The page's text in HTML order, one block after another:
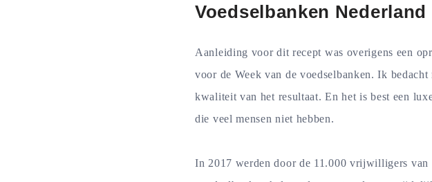
Voedselbanken Nederland
Aanleiding voor dit recept was overigens een
voor de Week van de voedselbanken. Ik
kwaliteit van het resultaat. En het is best een
die veel mensen niet hebben.
In 2017 werden door de 11.000 vrijwilligers van